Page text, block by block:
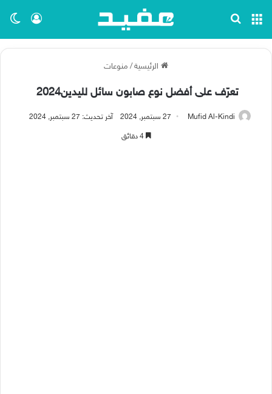
تسجيل القائمة
الرئيسية/ منوعات
تعرّف على أفضل نوع صابون سائل لليدين2024
Mufid Al-Kindi 27 سبتمبر, 2024 آخر تحديث: 27 سبتمبر, 2024
4 دقائق